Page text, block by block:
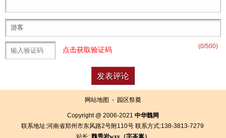
(0/500)
点击获取验证码
网站地图 - 园区祭奠
Copyright @ 2006-2021 中华魏网
联系地址:河南省郑州市东风路2号附110号 联系方式:138-3813-7279
站长: 魏秀岩wxy（字崟嵩）